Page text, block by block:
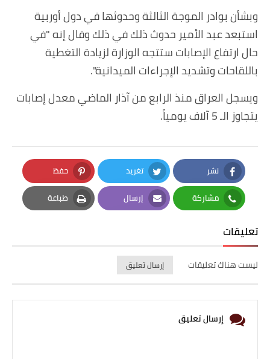
وبشأن بوادر الموجة الثالثة وحدوثها في دول أوربية
استبعد عبد الأمير حدوث ذلك في ذلك وقال إنه "في
حال ارتفاع الإصابات ستتجه الوزارة لزيادة التغطية
باللقاحات وتشديد الإجراءات الميدانية".
ويسجل العراق منذ الرابع من آذار الماضي معدل إصابات
يتجاوز الـ 5 آلاف يومياً.
نشر
Facebook
تغريد
Twitter
حفظ
Pinterest
مشاركة
Whatsapp
إرسال
Email
طباعة
Print
تعليقات
ليست هناك تعليقات إرسال تعليق
إرسال تعليق